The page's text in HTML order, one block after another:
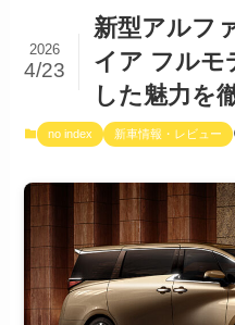
新型アルフ
イア フルモ
した魅力を
2026
4/23
no index 新車情報・レビュー